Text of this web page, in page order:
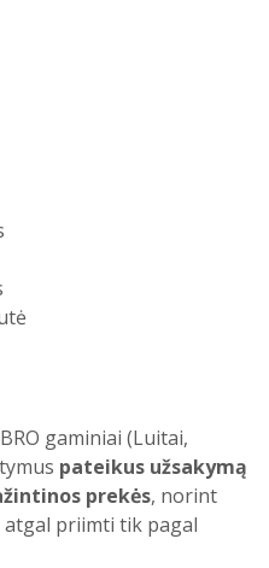
gaminiai (Luitai,
pateikus užsakymą
prekės, norint
atgal priimti tik pagal